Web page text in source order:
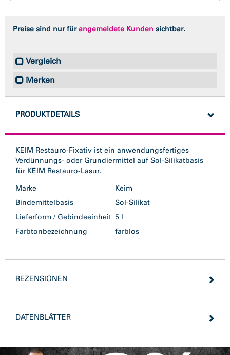
Preise sind nur fürangemeldete Kunden sichtbar.
Vergleich
Merken
PRODUKTDETAILS
KEIM Restauro-Fixativ ist ein anwendungsfertiges
Verdünnungs- oder Grundiermittel auf Sol-Silikatbasis
für KEIM Restauro-Lasur.
Marke
Keim
Bindemittelbasis
Sol-Silikat
Lieferform / Gebindeeinheit 5 l
Farbtonbezeichnung
farblos
REZENSIONEN
DATENBLÄTTER